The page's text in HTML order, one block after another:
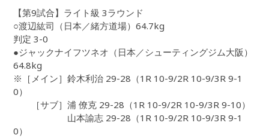
【第9試合】ライト級 3ラウンド
○渡辺紘司（日本／緒方道場）64.7kg
判定 3-0
●ジャックナイフツネオ（日本／シューティングジム大阪）
64.8kg
※［メイン］鈴木利治 29-28（1R 10-9/2R 10-9/3R 9-1
0）
［サブ］浦 僚克 29-28（1R 10-9/2R 10-9/3R 9-10）
山本諭志 29-28（1R 10-9/2R 10-9/3R 9-1
0）